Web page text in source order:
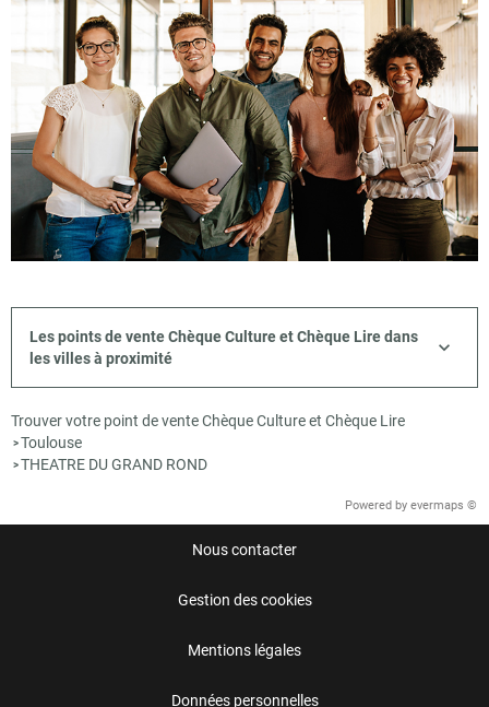
Les points de vente Chèque Culture et Chèque Lire dans
les villes à proximité
Trouver votre point de vente Chèque Culture et Chèque Lire
>Toulouse
>THEATRE DU GRAND ROND
Powered by evermaps ©
Nous contacter
Gestion des cookies
Mentions légales
Données personnelles